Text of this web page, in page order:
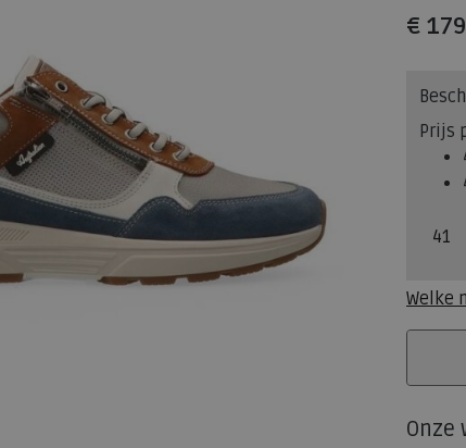
€
Prijs
41
Welke
Onze